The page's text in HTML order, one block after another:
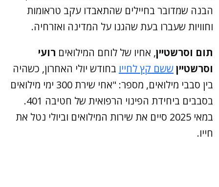
הבנה שמדובר בחיילים שהתאבדו עקב טראומות
וחוויות שעברו בעת שהגנו על המדינה ואזרחיה.
תום וסרשטיין, אחיו של לוחם המילואים רועי
וסרשטייןששם קץ לחייו בחודש יולי האחרון, כשהיה
בין סבבי מילואים, מספר: "אחי שירת 300 ימי מילואים
בסבבים ביחידת הפינוי הרפואית של חטיבה 401.
במאי 2025 סיים את שירות המילואים וביולי נטל את
חייו.